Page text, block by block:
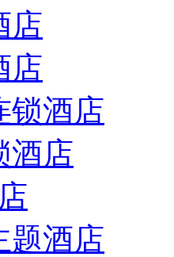
店
店
锁酒店
酒店
题酒店